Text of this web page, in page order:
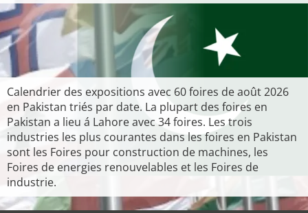
Calendrier des expositions avec 60 foires de août 2026
en Pakistan triés par date. La plupart des foires en
Pakistan a lieu á Lahore avec 34 foires. Les trois
industries les plus courantes dans les foires en Pakistan
sont les Foires pour construction de machines, les
Foires de energies renouvelables et les Foires de
industrie.